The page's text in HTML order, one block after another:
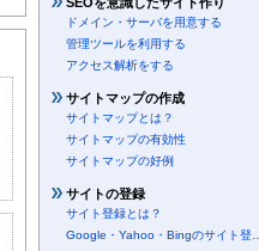
ドメイン・サーバを用意する
管理ツールを利用する
アクセス解析をする
サイトマップの作成
サイトマップとは？
サイトマップの有効性
サイトマップの好例
サイトの登録
サイト登録とは？
Google・Yahoo・Bingのサイト登…